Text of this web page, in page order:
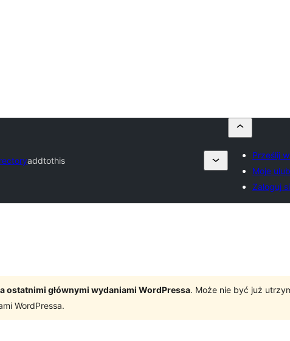
addtothis
Prześlij
Moje
Zaloguj
ostatnimi głównymi wydaniami WordPressa. Może nie być już
WordPressa.